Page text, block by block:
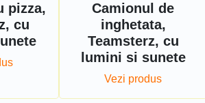
pizza,
cu
Camionul de
inghetata,
Teamsterz, cu
lumini si sunete
Vezi produs